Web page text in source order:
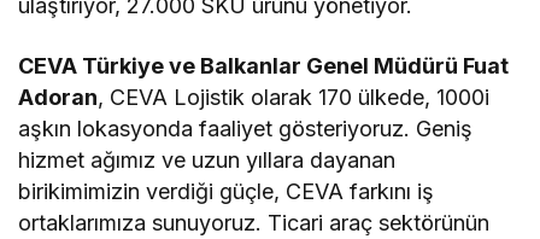
CEVA Türkiye ve Balkanlar Genel Müdürü Fuat
Adoran, CEVA Lojistik olarak 170 ülkede, 1000i
aşkın lokasyonda faaliyet gösteriyoruz. Geniş
hizmet ağımız ve uzun yıllara dayanan
birikimimizin verdiği güçle, CEVA farkını iş
ortaklarımıza sunuyoruz. Ticari araç sektörünün